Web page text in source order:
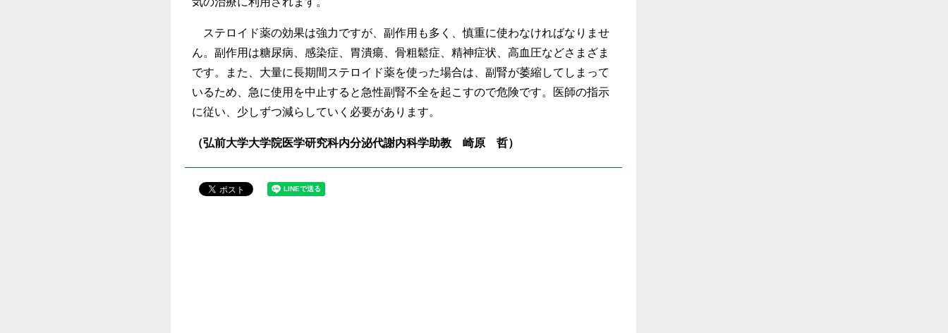
ステロイド薬の効果は強力ですが、副作用も多く、慎重に使わなければなりませ
ん。副作用は糖尿病、感染症、胃潰瘍、骨粗鬆症、精神症状、高血圧などさまざま
です。また、大量に長期間ステロイド薬を使った場合は、副腎が萎縮してしまって
いるため、急に使用を中止すると急性副腎不全を起こすので危険です。医師の指示
に従い、少しずつ減らしていく必要があります。
（弘前大学大学院医学研究科内分泌代謝内科学助教 崎原 哲）